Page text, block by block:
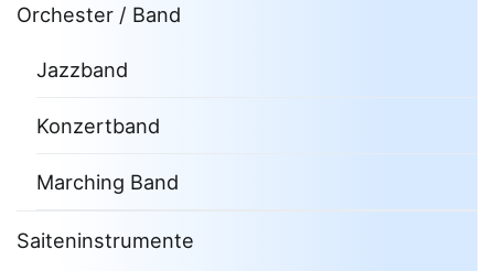
Orchester / Band
Jazzband
Konzertband
Marching Band
Saiteninstrumente